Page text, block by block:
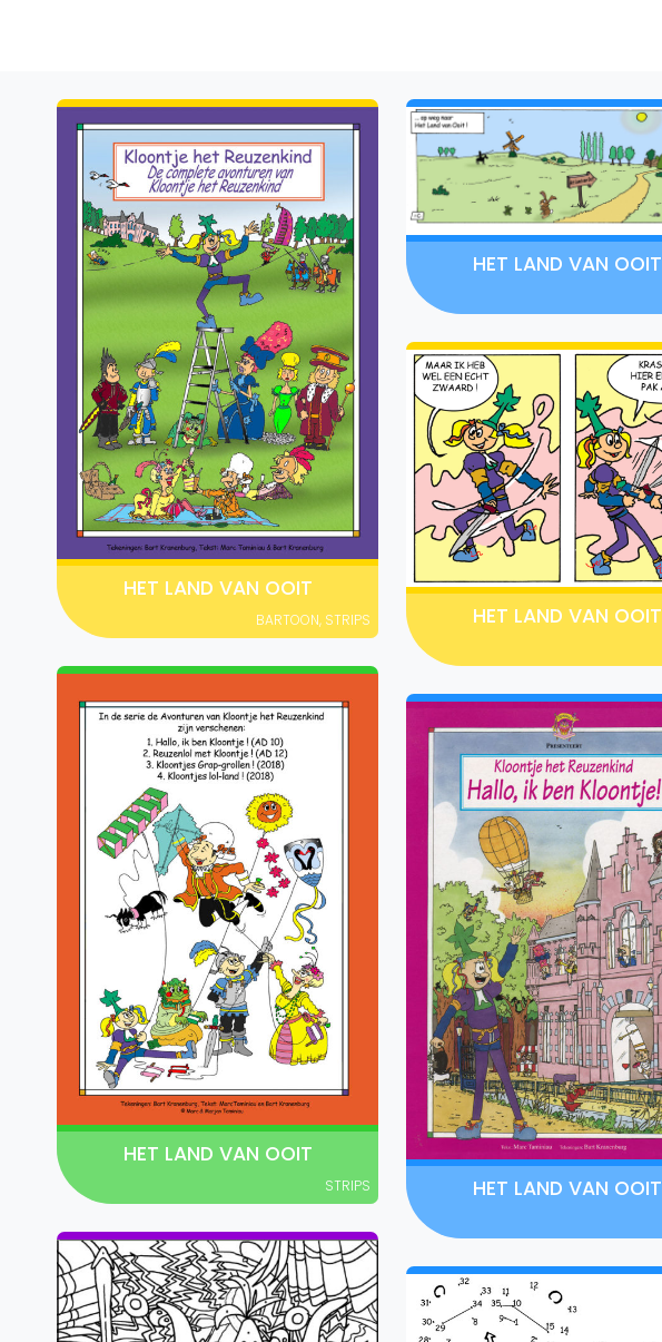
HET LAND VAN OOIT
BARTOON, STRIPS
HET LAND VAN OOIT
HET LAND VAN OOIT
HET LAND VAN OOIT
STRIPS HET LAND VAN OOIT